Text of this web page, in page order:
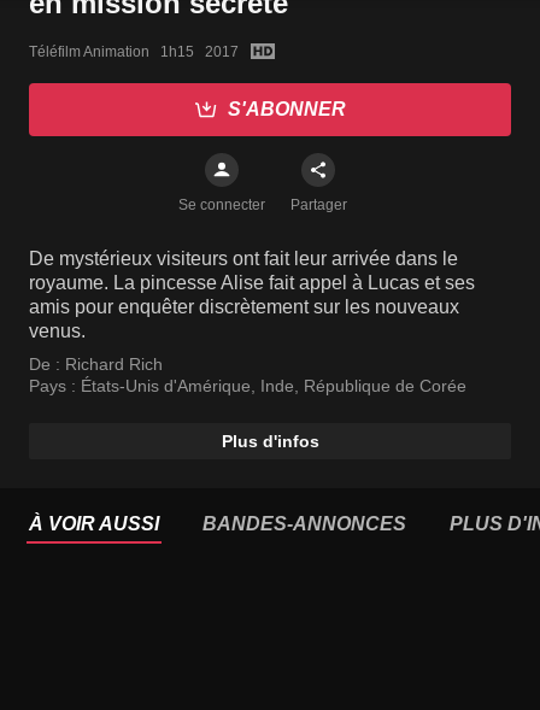
Téléfilm Animation   1h15   2017
S'ABONNER
Se connecter Partager
De mystérieux visiteurs ont fait leur arrivée dans le
royaume. La pincesse Alise fait appel à Lucas et ses
amis pour enquêter discrètement sur les nouveaux
venus.
De : Richard Rich
Pays : États-Unis d'Amérique, Inde, République de Corée
Plus d'infos
À VOIR AUSSI BANDES-ANNONCES PLUS